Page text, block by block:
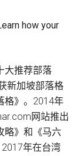
how your
大推荐部落
新加坡部落格
格》。2014年
网站推出
略》和《马六
年在台湾